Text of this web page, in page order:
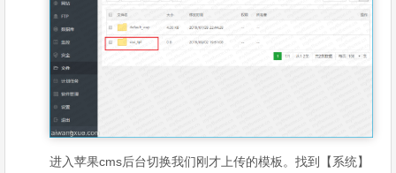
进入苹果cms后台切换我们刚才上传的模板。找到【系统】